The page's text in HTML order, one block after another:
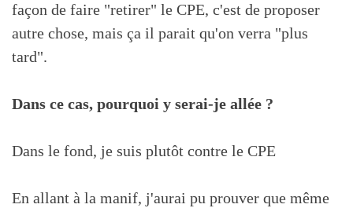
façon de faire "retirer" le CPE, c'est de proposer
autre chose, mais ça il parait qu'on verra "plus
tard".
Dans ce cas, pourquoi y serai-je allée ?
Dans le fond, je suis plutôt contre le CPE
En allant à la manif, j'aurai pu prouver que même